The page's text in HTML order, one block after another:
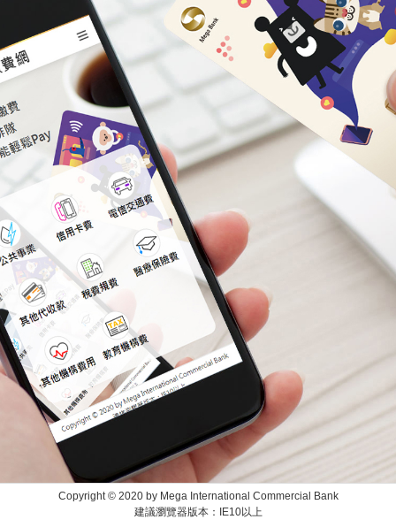
Copyright © 2020 by Mega International Commercial Bank
建議瀏覽器版本：IE10以上